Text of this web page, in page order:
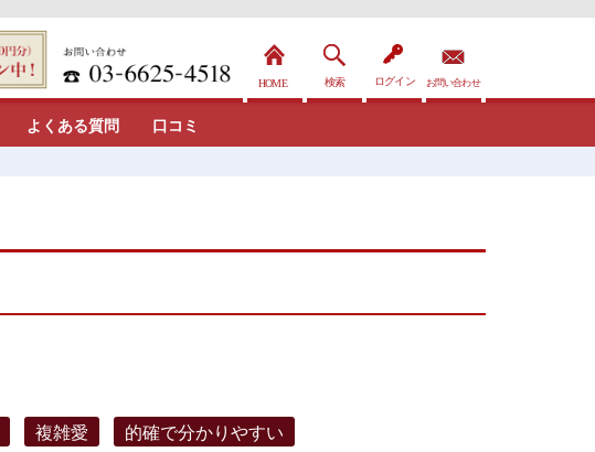
よくある質問 口コミ
複雑愛 的確で分かりやすい